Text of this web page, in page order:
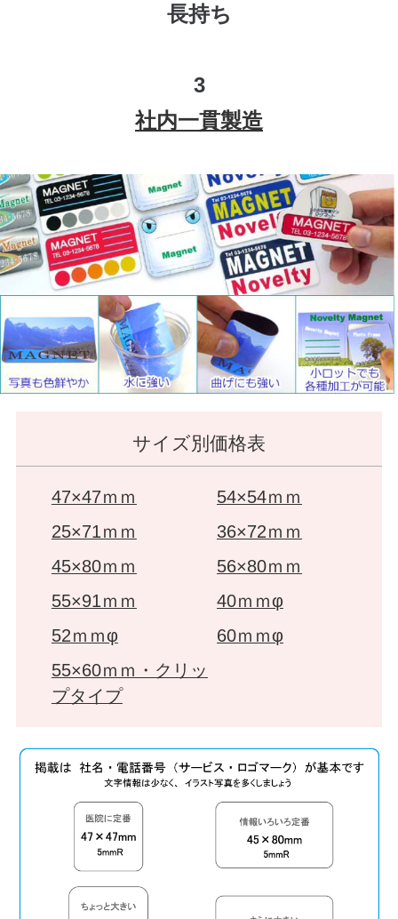
長持ち
3
社内一貫製造
サイズ別価格表
47×47ｍｍ
54×54ｍｍ
25×71ｍｍ
36×72ｍｍ
45×80ｍｍ
56×80ｍｍ
55×91ｍｍ
40ｍｍφ
52ｍｍφ
60ｍｍφ
55×60ｍｍ・クリッ
プタイプ